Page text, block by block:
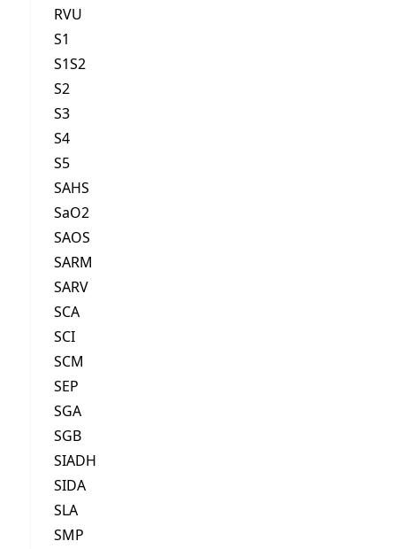
RVU
S1
S1S2
S2
S3
S4
S5
SAHS
SaO2
SAOS
SARM
SARV
SCA
SCI
SCM
SEP
SGA
SGB
SIADH
SIDA
SLA
SMP